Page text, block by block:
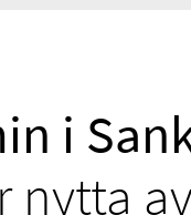
i
nytta